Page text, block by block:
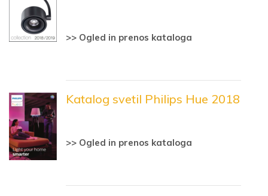
>> Ogled in prenos kataloga
Katalog svetil Philips Hue 2018
>> Ogled in prenos kataloga